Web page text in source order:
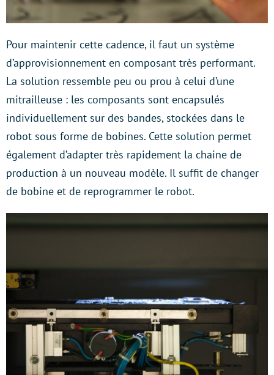
Pour maintenir cette cadence, il faut un système
d’approvisionnement en composant très performant.
La solution ressemble peu ou prou à celui d’une
mitrailleuse : les composants sont encapsulés
individuellement sur des bandes, stockées dans le
robot sous forme de bobines. Cette solution permet
également d’adapter très rapidement la chaine de
production à un nouveau modèle. Il suffit de changer
de bobine et de reprogrammer le robot.